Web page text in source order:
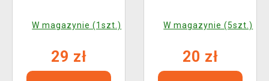
W magazynie (1szt.)
29 zł
W magazynie (5szt.)
20 zł